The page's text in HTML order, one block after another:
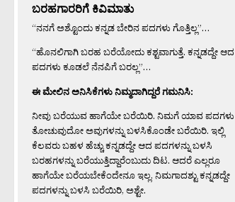
ಬರಹಗಾರರಿಗೆ ಕಿವಿಮಾತು
“ನನಗೆ ಅಶ್ಟೊಂದು ಕನ್ನಡ ಬೇರಿನ ಪದಗಳು ಗೊತ್ತಿಲ್ಲ”…
“ಹೊನಲಿಗಾಗಿ ಬರಹ ಬರೆಯೋದು ಕಶ್ಟವಾಗುತ್ತೆ. ಕನ್ನಡದ್ದೇ ಆದ
ಪದಗಳು ಕೂಡಲೆ ನೆನಪಿಗೆ ಬರಲ್ಲ”…
ಈ ಮೇಲಿನ ಅನಿಸಿಕೆಗಳು ನಿಮ್ಮದಾಗಿದ್ದರೆ ಗಮನಿಸಿ:
ನೀವು ಬರೆಯುವ ಹಾಗೆಯೇ ಬರೆಯಿರಿ. ನಿಮಗೆ ಯಾವ ಪದಗಳು
ತೋಚುವುದೋ ಅವುಗಳನ್ನು ಬಳಸಿಕೊಂಡೇ ಬರೆಯಿರಿ. ಇಲ್ಲಿ
ಕೆಲವರು ಬಹಳ ಹೆಚ್ಚು ಕನ್ನಡದ್ದೇ ಆದ ಪದಗಳನ್ನು ಬಳಸಿ
ಬರಹಗಳನ್ನು ಬರೆಯುತ್ತಿದ್ದಾರೆಂಬುದು ದಿಟ. ಆದರೆ ಎಲ್ಲರೂ
ಹಾಗೆಯೇ ಬರೆಯಬೇಕೆಂದೇನೂ ಇಲ್ಲ. ನಿಮಗಾದಶ್ಟು ಕನ್ನಡದ್ದೇ
ಪದಗಳನ್ನು ಬಳಸಿ ಬರೆಯಿರಿ, ಅಶ್ಟೇ.